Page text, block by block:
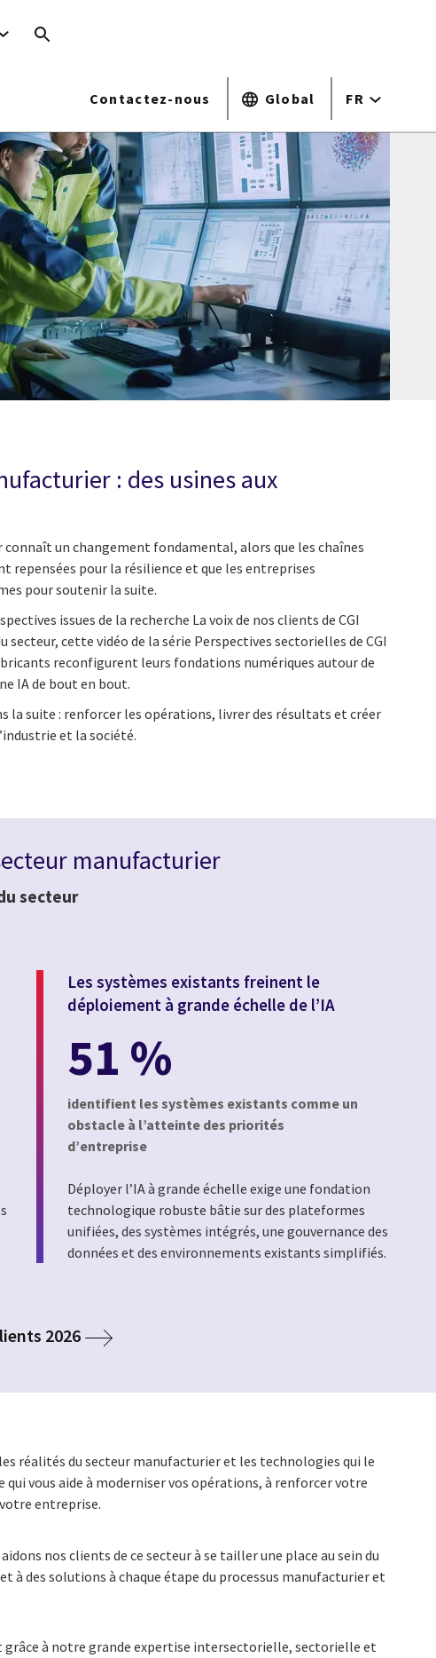
Contactez-nous Global FR
: des usines aux
un changement fondamental, alors que les chaînes
repensées pour la résilience et que les entreprises
pour soutenir la suite.
issues de la recherche La voix de nos clients de CGI
secteur, cette vidéo de la série Perspectives sectorielles de CGI
reconfigurent leurs fondations numériques autour de
IA de bout en bout.
la suite : renforcer les opérations, livrer des résultats et créer
et la société.
manufacturier
secteur
Les systèmes existants freinent le
déploiement à grande échelle de l’IA
51 %
identifient les systèmes existants comme un
obstacle à l’atteinte des priorités
d’entreprise
Déployer l’IA à grande échelle exige une fondation
technologique robuste bâtie sur des plateformes
unifiées, des systèmes intégrés, une gouvernance des
données et des environnements existants simplifiés.
2026
réalités du secteur manufacturier et les technologies qui le
vous aide à moderniser vos opérations, à renforcer votre
entreprise.
nos clients de ce secteur à se tailler une place au sein du
à des solutions à chaque étape du processus manufacturier et
grâce à notre grande expertise intersectorielle, sectorielle et